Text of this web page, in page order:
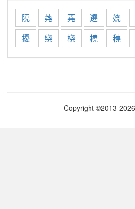
隢 荛 蕘 遶 娆
擾
绕 桡 橈 穘
Copyright ©2013-2026